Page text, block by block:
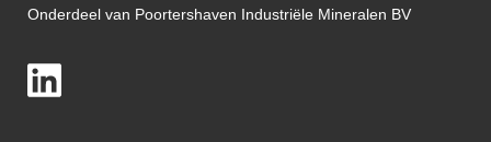
Onderdeel van Poortershaven Industriële Mineralen BV